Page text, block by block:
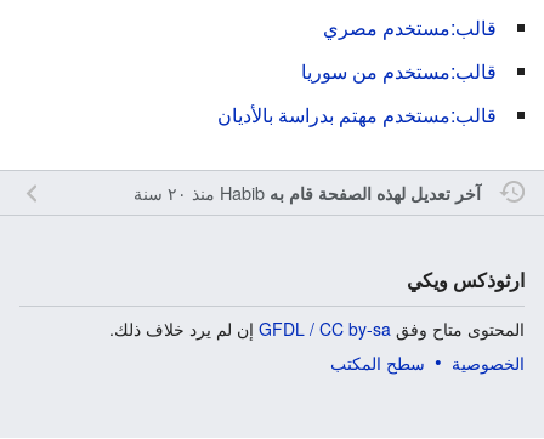
قالب:مستخدم مصري
قالب:مستخدم من سوريا
قالب:مستخدم مهتم بدراسة بالأديان
آخر تعديل لهذه الصفحة قام به Habib منذ ٢٠ سنة
ارثوذكس ويكي
المحتوى متاح وفق GFDL / CC by-sa إن لم يرد خلاف ذلك.
الخصوصية
سطح المكتب